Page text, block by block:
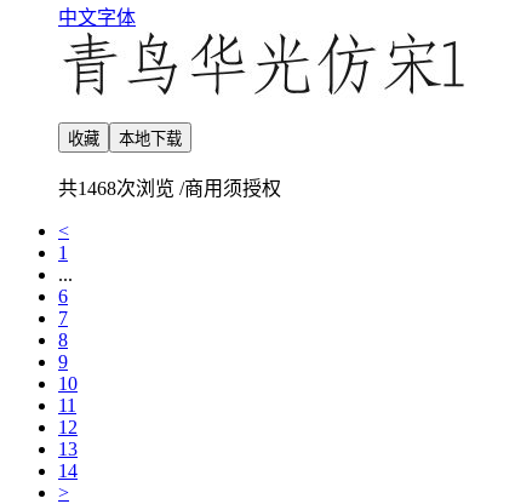
中文字体
收藏 本地下载
共1468次浏览 /商用须授权
<
1
...
6
7
8
9
10
11
12
13
14
>